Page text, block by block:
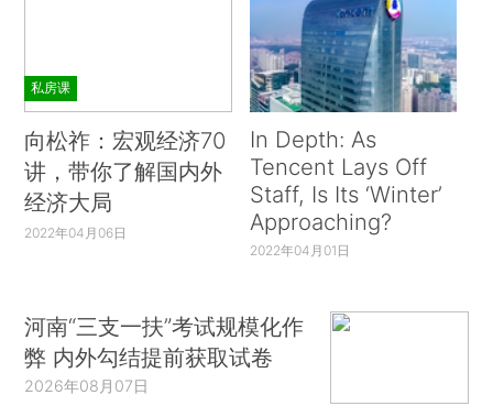
私房课
向松祚：宏观经济70
讲，带你了解国内外
经济大局
2022年04月06日
In Depth: As
Tencent Lays Off
Staff, Is Its ‘Winter’
Approaching?
2022年04月01日
河南“三支一扶”考试规模化作
弊 内外勾结提前获取试卷
2026年08月07日